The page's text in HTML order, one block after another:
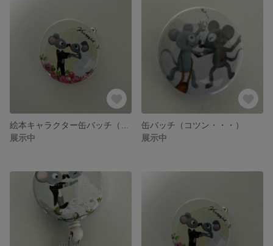
展示中
缶バッチ（コツン・・・）
展示中